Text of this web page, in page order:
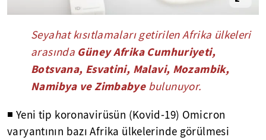
Seyahat kısıtlamaları getirilen Afrika ülkeleri
arasında Güney Afrika Cumhuriyeti,
Botsvana, Esvatini, Malavi, Mozambik,
Namibya ve Zimbabyebulunuyor.
◾ Yeni tip koronavirüsün (Kovid-19) Omicron
varyantının bazı Afrika ülkelerinde görülmesi